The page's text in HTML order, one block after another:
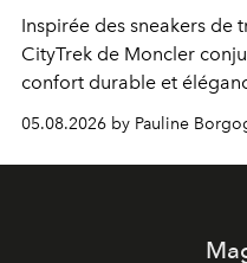
Inspirée des sneakers de
CityTrek de Moncler
confort durable et
accompagner les
05.08.2026 by Pauline